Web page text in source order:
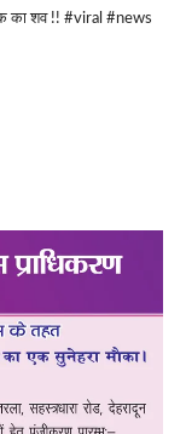
का शव !! #viral #news